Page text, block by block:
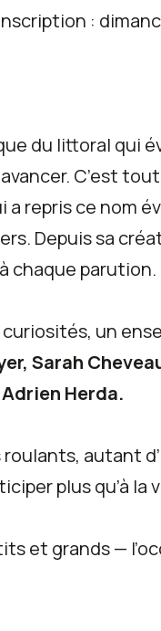
:
du littoral qui
C’est
repris ce nom
Depuis sa
chaque parution.
un
Sarah
Herda.
autant
plus qu’à la
et grands —